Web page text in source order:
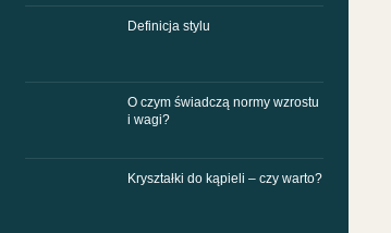
Definicja stylu
O czym świadczą normy wzrostu
i wagi?
Kryształki do kąpieli – czy warto?